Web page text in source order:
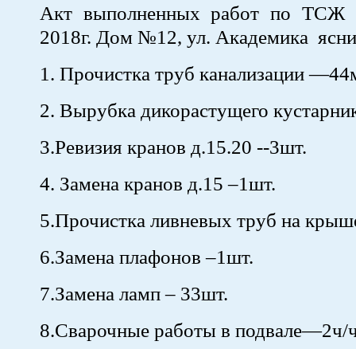
Акт выполненных работ по ТСЖ
2018г. Дом №12, ул. Академика
1. Прочистка труб канализации
2. Вырубка дикорастущего
3.Ревизия кранов д.15.20 --3шт.
4. Замена кранов д.15 –1шт.
5.Прочистка ливневых труб на
6.Замена плафонов –1шт.
7.Замена ламп – 33шт.
8.Сварочные работы в подвале—2ч/